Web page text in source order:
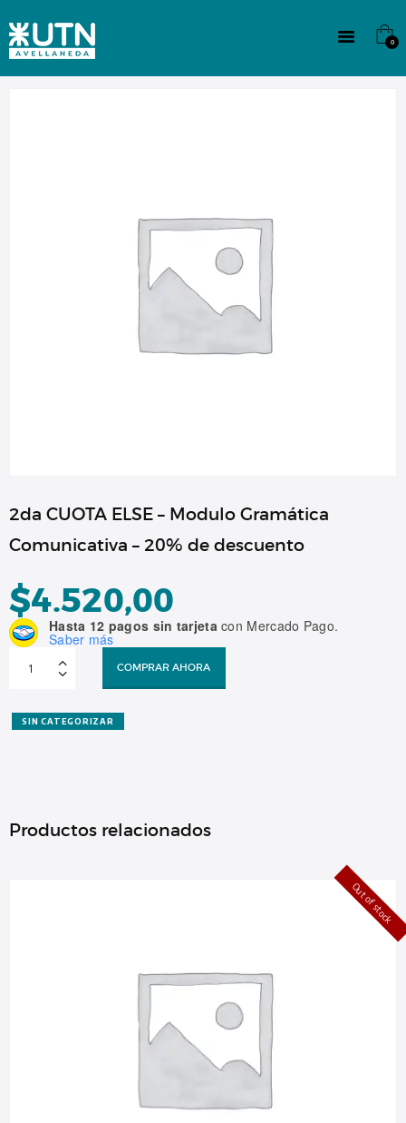
0
CULTURA
2da CUOTA ELSE – Modulo Gramática
Comunicativa – 20% de descuento
$4.520,00
Hasta 12 pagos sin tarjetacon Mercado Pago.
Saber más
CUOTA
ELSE
Gramática
Comunicativa
COMPRAR AHORA
SIN CATEGORIZAR
Productos relacionados
Out of stock